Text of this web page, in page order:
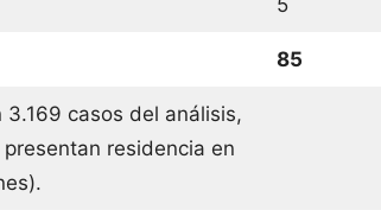
5
85
3.169 casos del análisis,
residencia en